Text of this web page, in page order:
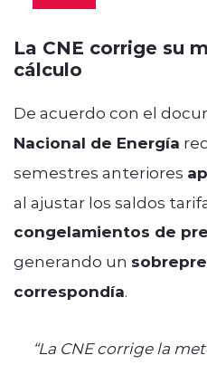
La CNE corrige su
cálculo
De acuerdo con el
Nacional de Energía
semestres anteriores
al ajustar los saldos
congelamientos de
generando un
correspondía.
“La CNE corrige la